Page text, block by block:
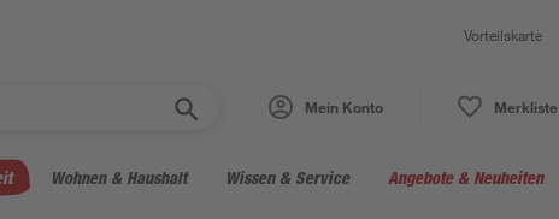
Vorteilskarte
Mein Konto Merkliste
Wohnen & Haushalt Wissen & Service Angebote & Neuheiten